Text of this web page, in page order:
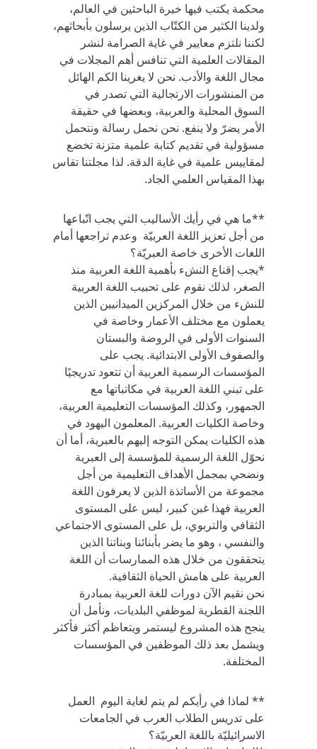
محكمة يكتب فيها خيرة الباحثين في العالم،
ولدينا الكثير من الكتّاب الذين يرسلون بأبحاثهم،
لكننا نلتزم معايير في غاية الصرامة لنشر
المقالات العلمية التي تنافس أهم المجلات في
مجال اللغة والأدب. نحن لا يغرينا الكم الهائل
من المنشورات الارتجالية التي تصدر في
السوق المحلية والعربية، وبعضها في حقيقة
الأمر يضرّ ولا ينفع. نحن نحمل رسالة ونتحمل
مسؤولية في تقديم كتابة علمية متزنة تخضع
لمقاييس علمية في غاية الدقة. لذا مجلتنا تقاس
بهذا المقياس العلمي الجاد.
**ما هي في رأيك الأساليب التي يجب اتّباعها
من أجل تعزيز اللغة العربيّة وعدم تراجعها أمام
اللغات الأخرى خاصة العبريّة؟
*يجب إقناع النشء بأهمية اللغة العربية منذ
الصغر، لذلك نقوم على تحبيب اللغة العربية
للنشء من خلال المركزين الميدانيين الذين
يعملون مع مختلف الأعمار وخاصة في
السنوات الأولى في الروضة والبستان
والصفوف الأولى الابتدائية. يجب على
المؤسسات الرسمية العربية أن تتعود تدريجيًا
على تبني اللغة العربية في مكاتباتها مع
الجمهور، وكذلك المؤسسات التعليمية العربية،
وخاصة الكليات العربية. المعلمون اليهود في
هذه الكليات يمكن التوجه إليهم بالعبرية، أما أن
نحوّل اللغة الرسمية للمؤسسة إلى العبرية
ونضحي بمجمل الأهداف التعليمية من أجل
مجموعة من الأساتذة الذين لا يعرفون اللغة
العربية فهذا غبن كبير، ليس على المستوى
الثقافي والتربوي، بل على المستوى الاجتماعي
والنفسي ، وهو ما يضر بأبنائنا وبناتنا الذين
يتحققون من خلال هذه الممارسات أن اللغة
العربية على هامش الحياة الثقافية.
نحن نقيم الآن دورات للغة العربية بمبادرة
اللجنة القطرية لموظفي البلديات، ونأمل أن
ينجح هذه المشروع ليستمر ويتعاظم أكثر فأكثر
ويشمل بعد ذلك الموظفين في المؤسسات
المختلفة.
** لماذا في رأيكم لم يتم لغاية اليوم العمل
على تدريس الطلاب العرب في الجامعات
الاسرائيليّة باللغة العربيّة؟